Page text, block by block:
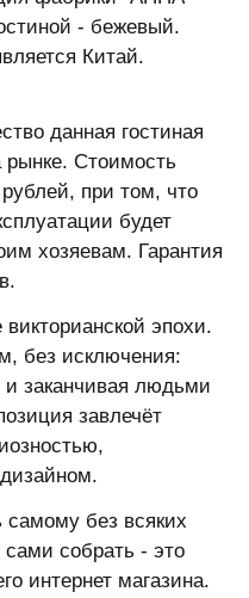
- бежевый.
Китай.
данная гостиная
Стоимость
при том, что
будет
хозяевам. Гарантия
эпохи.
без исключения:
заканчивая людьми
завлечёт
без всяких
собрать - это
интернет магазина.